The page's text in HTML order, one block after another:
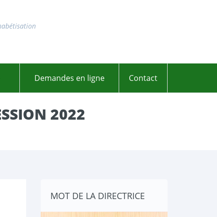
Demandes en ligne Contact
2022
MOT DE LA DIRECTRICE